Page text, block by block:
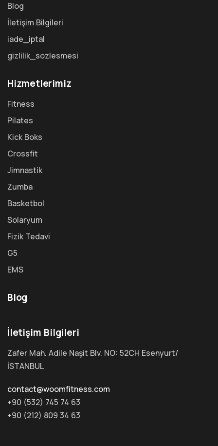
Blog
İletişim Bilgileri
iade_iptal
gizlilik_sozlesmesi
Hizmetlerimiz
Fitness
Pilates
Kick Boks
Crossfit
Jimnastik
Zumba
Basketbol
Solaryum
Fizik Tedavi
G5
EMS
Blog
İletişim Bilgileri
Zafer Mah. Adile Naşit Blv. NO: 52CH Esenyurt/
İSTANBUL
contact@woomfitness.com
+90 (532) 745 74 63
+90 (212) 809 34 63